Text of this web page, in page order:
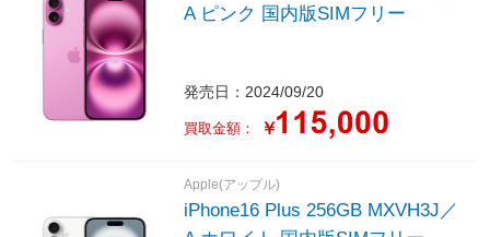
A ピンク 国内版SIMフリー
発売日：2024/09/20
買取金額： ￥
Apple(アップル)
iPhone16 Plus 256GB MXVH3J／